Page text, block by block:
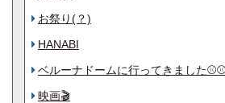
お祭り(？)
HANABI
ベルーナドームに行ってきました⚾️⚾️
映画🎬